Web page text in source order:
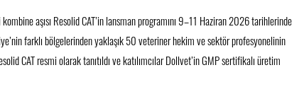
aşısı Resolid CAT’in lansman programını 9–11 Haziran 2026 tarihlerinde
farklı bölgelerinden yaklaşık 50 veteriner hekim ve sektör profesyonelinin
CAT resmi olarak tanıtıldı ve katılımcılar Dollvet’in GMP sertifikalı üretim